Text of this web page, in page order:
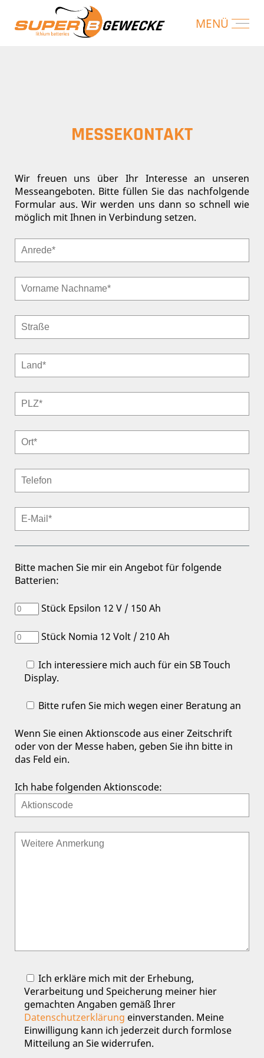
MESSEKONTAKT
Wir freuen uns über Ihr Interesse an unseren
Messeangeboten. Bitte füllen Sie das nachfolgende
Formular aus. Wir werden uns dann so schnell wie
möglich mit Ihnen in Verbindung setzen.
Bitte machen Sie mir ein Angebot für folgende
Batterien:
Stück Epsilon 12 V / 150 Ah
Stück Nomia 12 Volt / 210 Ah
Ich interessiere mich auch für ein SB Touch
Display.
Bitte rufen Sie mich wegen einer Beratung an
Wenn Sie einen Aktionscode aus einer Zeitschrift
oder von der Messe haben, geben Sie ihn bitte in
das Feld ein.
Ich habe folgenden Aktionscode:
Ich erkläre mich mit der Erhebung,
Verarbeitung und Speicherung meiner hier
gemachten Angaben gemäß Ihrer
Datenschutzerklärung einverstanden. Meine
Einwilligung kann ich jederzeit durch formlose
Mitteilung an Sie widerrufen.